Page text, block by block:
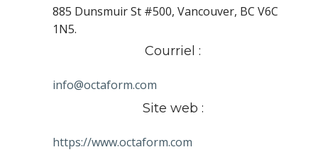
885 Dunsmuir St #500, Vancouver, BC V6C
1N5.
Courriel :
info@octaform.com
Site web :
https://www.octaform.com